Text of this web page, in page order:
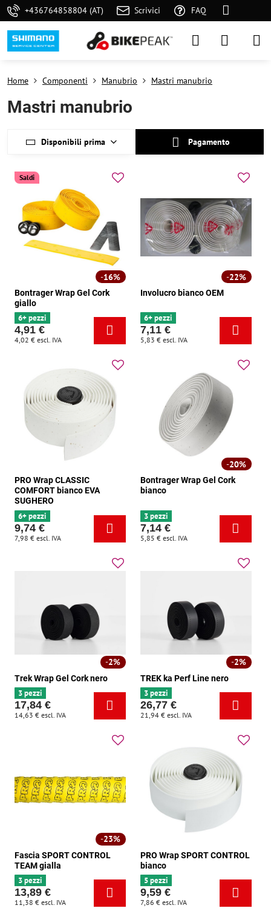
+436764858804 (AT) Scrivici FAQ
Home Componenti Manubrio Mastri manubrio
Mastri manubrio
Disponibili prima Pagamento
16%
Saldi
Bontrager Wrap Gel Cork
giallo
6+ pezzi
4,91 €
4,02 € escl. IVA
22%
Involucro bianco OEM
6+ pezzi
7,11 €
5,83 € escl. IVA
PRO Wrap CLASSIC
COMFORT bianco EVA
SUGHERO
6+ pezzi
9,74 €
7,98 € escl. IVA
20%
Bontrager Wrap Gel Cork
bianco
3 pezzi
7,14 €
5,85 € escl. IVA
2%
Trek Wrap Gel Cork nero
3 pezzi
17,84 €
14,63 € escl. IVA
2%
TREK ka Perf Line nero
3 pezzi
26,77 €
21,94 € escl. IVA
23%
Fascia SPORT CONTROL
TEAM gialla
3 pezzi
13,89 €
11,38 € escl. IVA
PRO Wrap SPORT CONTROL
bianco
5 pezzi
9,59 €
7,86 € escl. IVA